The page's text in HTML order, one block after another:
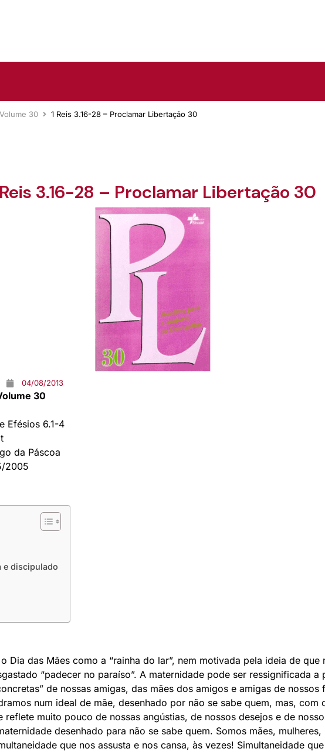
30 1 Reis 3.16-28 – Proclamar Libertação 30
3.16-28 – Proclamar Libertação 30
04/08/2013
30
Efésios 6.1-4
da Páscoa
2005
e discipulado
Dia das Mães como a “rainha do lar”, nem motivada pela ideia de
“padecer no paraíso”. A maternidade pode ser ressignificada a
de nossas amigas, das mães dos amigos e amigas de
num ideal de mãe, desenhado por não se sabe quem, mas, com
reflete muito pouco de nossas angústias, de nossos desejos e de
desenhado para não se sabe quem. Somos mães,
que nos assusta e nos cansa, às vezes! Simultaneidade